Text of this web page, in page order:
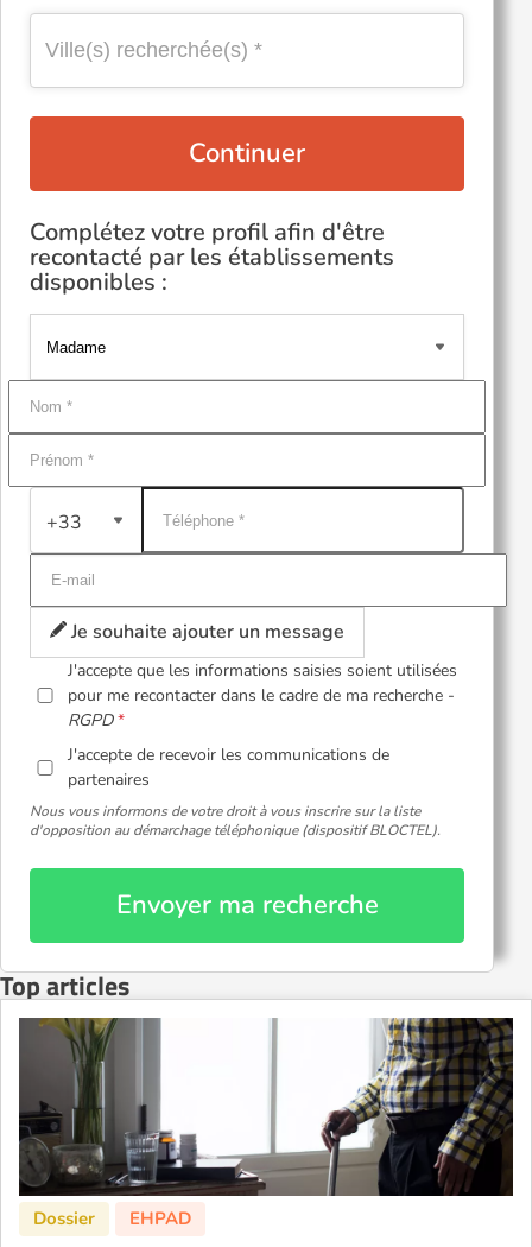
Continuer
Complétez votre profil afin d'être
recontacté par les établissements
disponibles :
+33
Je souhaite ajouter un message
J'accepte que les informations saisies soient utilisées
pour me recontacter dans le cadre de ma recherche -
RGPD
J'accepte de recevoir les communications de
partenaires
Nous vous informons de votre droit à vous inscrire sur la liste
d'opposition au démarchage téléphonique (dispositif BLOCTEL).
Envoyer ma recherche
Top articles